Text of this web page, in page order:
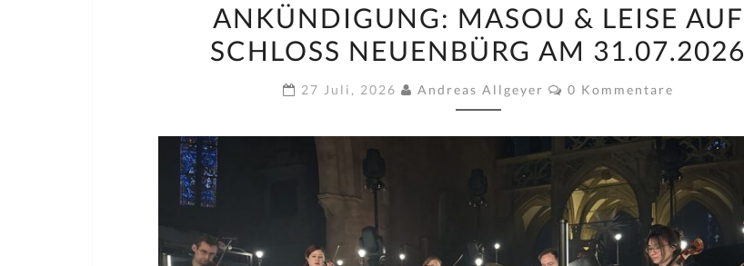
MASOU
&
AUF
SCHLOSS
NEUENBÜRG
31.07.2026
ANKÜNDIGUNG: MASOU & LEISE AUF
SCHLOSS NEUENBÜRG AM 31.07.2026
27 Juli, 2026 Andreas Allgeyer Kommentare
0 Kommentare